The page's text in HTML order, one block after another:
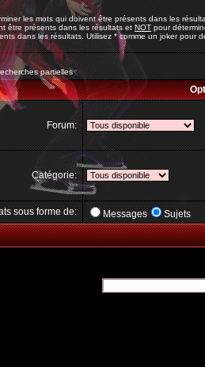
les mots qui doivent être présents dans les
être présents dans les résultats etNOTpour
dans les résultats. Utilisez * comme un joker pour
partielles
Forum:
Catégorie:
sous forme de: Messages Sujets